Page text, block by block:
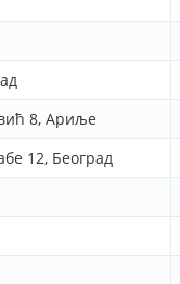
8, Ариље
12, Београд